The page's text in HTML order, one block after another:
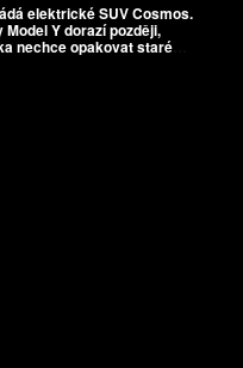
elektrické SUV Cosmos.
Model Y dorazí později,
nechce opakovat staré